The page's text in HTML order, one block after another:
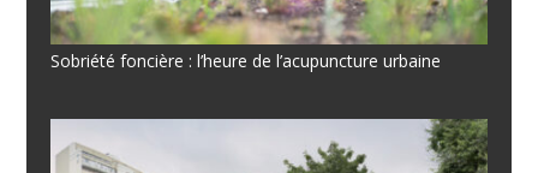
Sobriété foncière : l’heure de l’acupuncture urbaine